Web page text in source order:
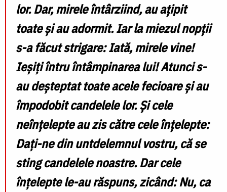
lor. Dar, mirele întârziind, au ațipit
toate și au adormit. Iar la miezul nopții
s-a făcut strigare: Iată, mirele vine!
Ieșiți întru întâmpinarea lui! Atunci s-
au deșteptat toate acele fecioare și au
împodobit candelele lor. Și cele
neînțelepte au zis către cele înțelepte:
Dați-ne din untdelemnul vostru, că se
sting candelele noastre. Dar cele
înțelepte le-au răspuns, zicând: Nu, ca